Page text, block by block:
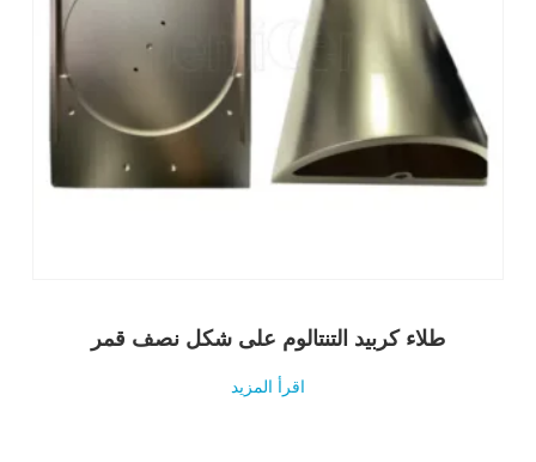
طلاء كربيد التنتالوم على شكل نصف قمر
اقرأ المزيد